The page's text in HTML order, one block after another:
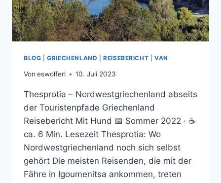
BLOG |GRIECHENLAND |REISEBERICHT |VAN
Von eswolferl 10. Juli 2023
Thesprotia – Nordwestgriechenland abseits
der Touristenpfade Griechenland
Reisebericht Mit Hund 📅 Sommer 2022 · ☕
ca. 6 Min. Lesezeit Thesprotia: Wo
Nordwestgriechenland noch sich selbst
gehört Die meisten Reisenden, die mit der
Fähre in Igoumenitsa ankommen, treten